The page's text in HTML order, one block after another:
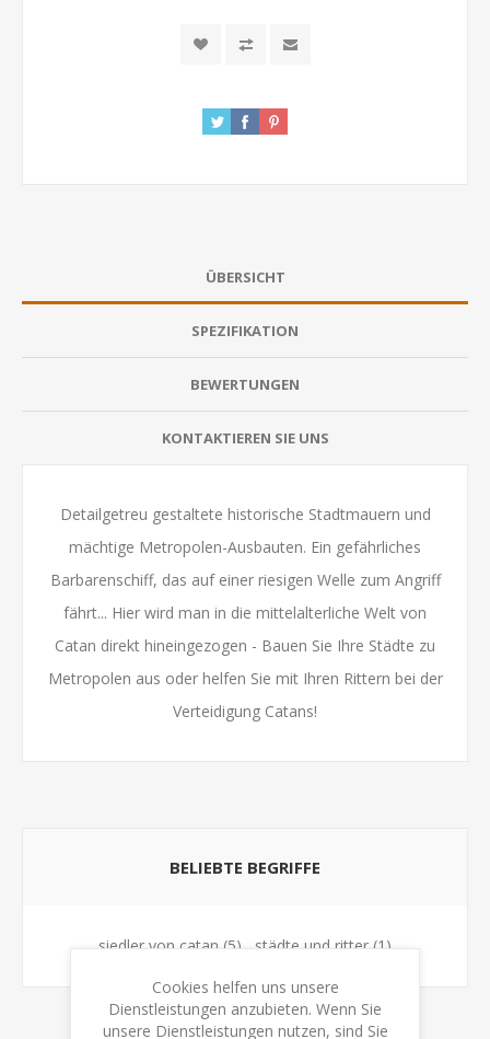
ÜBERSICHT
SPEZIFIKATION
BEWERTUNGEN
KONTAKTIEREN SIE UNS
Detailgetreu gestaltete historische Stadtmauern und
mächtige Metropolen-Ausbauten. Ein gefährliches
Barbarenschiff, das auf einer riesigen Welle zum Angriff
fährt... Hier wird man in die mittelalterliche Welt von
Catan direkt hineingezogen - Bauen Sie Ihre Städte zu
Metropolen aus oder helfen Sie mit Ihren Rittern bei der
Verteidigung Catans!
BELIEBTE BEGRIFFE
siedler von catan (5) städte und ritter (1)
Cookies helfen uns unsere
Dienstleistungen anzubieten. Wenn Sie
unsere Dienstleistungen nutzen, sind Sie